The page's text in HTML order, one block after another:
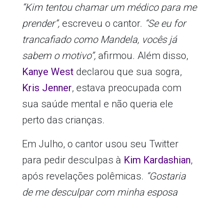
“Kim tentou chamar um médico para me
prender”, escreveu o cantor. “Se eu for
trancafiado como Mandela, vocês já
sabem o motivo”, afirmou. Além disso,
Kanye West declarou que sua sogra,
Kris Jenner, estava preocupada com
sua saúde mental e não queria ele
perto das crianças.
Em Julho, o cantor usou seu Twitter
para pedir desculpas à Kim Kardashian,
após revelações polêmicas. “Gostaria
de me desculpar com minha esposa